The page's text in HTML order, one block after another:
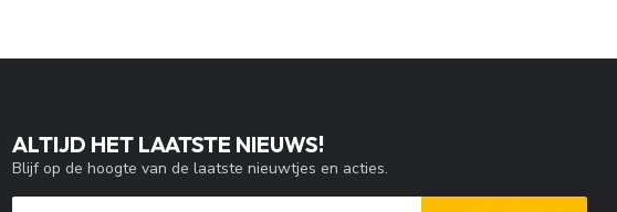
ALTIJD HET LAATSTE NIEUWS!
Blijf op de hoogte van de laatste nieuwtjes en acties.